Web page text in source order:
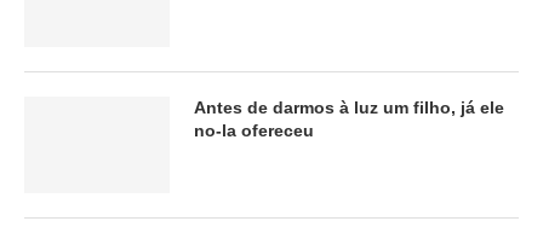
Antes de darmos à luz um filho, já ele
no-la ofereceu